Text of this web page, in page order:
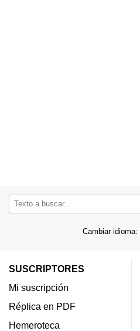
Cambiar idioma:
SUSCRIPTORES
Mi suscripción
Réplica en PDF
Hemeroteca